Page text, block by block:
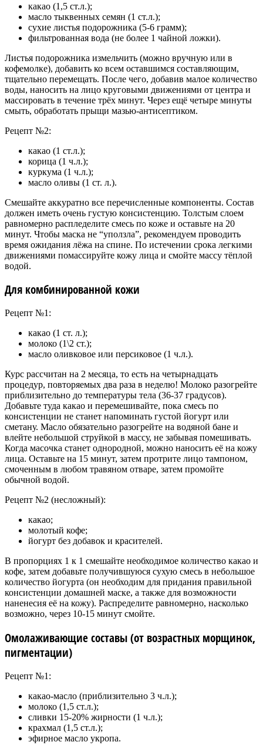
какао (1,5 ст.л.);
масло тыквенных семян (1 ст.л.);
сухие листья подорожника (5-6 грамм);
фильтрованная вода (не более 1 чайной ложки).
Листья подорожника измельчить (можно вручную или в
кофемолке), добавить ко всем оставшимся составляющим,
тщательно перемещать. После чего, добавив малое количество
воды, наносить на лицо круговыми движениями от центра и
массировать в течение трёх минут. Через ещё четыре минуты
смыть, обработать прыщи мазью-антисептиком.
Рецепт №2:
какао (1 ст.л.);
корица (1 ч.л.);
куркума (1 ч.л.);
масло оливы (1 ст. л.).
Смешайте аккуратно все перечисленные компоненты. Состав
должен иметь очень густую консистенцию. Толстым слоем
равномерно распледелите смесь по коже и оставьте на 20
минут. Чтобы маска не “уползла”, рекомендуем проводить
время ожидания лёжа на спине. По истечении срока легкими
движениями помассируйте кожу лица и смойте массу тёплой
водой.
Для комбинированной кожи
Рецепт №1:
какао (1 ст. л.);
молоко (1\2 ст.);
масло оливковое или персиковое (1 ч.л.).
Курс рассчитан на 2 месяца, то есть на четырнадцать
процедур, повторяемых два раза в неделю! Молоко разогрейте
приблизительно до температуры тела (36-37 градусов).
Добавьте туда какао и перемешивайте, пока смесь по
консистенции не станет напоминать густой йогурт или
сметану. Масло обязательно разогрейте на водяной бане и
влейте небольшой струйкой в массу, не забывая помешивать.
Когда масочка станет однородной, можно наносить её на кожу
лица. Оставьте на 15 минут, затем протрите лицо тампоном,
смоченным в любом травяном отваре, затем промойте
обычной водой.
Рецепт №2 (несложный):
какао;
молотый кофе;
йогурт без добавок и красителей.
В пропорциях 1 к 1 смешайте необходимое количество какао и
кофе, затем добавьте получившуюся сухую смесь в небольшое
количество йогурта (он необходим для придания правильной
консистенции домашней маске, а также для возможности
наненесия её на кожу). Распределите равномерно, насколько
возможно, через 10-15 минут смойте.
Омолаживающие составы (от возрастных морщинок,
пигментации)
Рецепт №1:
какао-масло (приблизительно 3 ч.л.);
молоко (1,5 ст.л.);
сливки 15-20% жирности (1 ч.л.);
крахмал (1,5 ст.л.);
эфирное масло укропа.